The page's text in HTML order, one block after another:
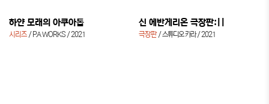
하얀 모래의 아쿠아톱
시리즈 P.A WORKS 2021
신 에반게리온 극장판:||
극장판 스튜디오 카라 2021